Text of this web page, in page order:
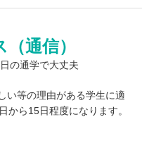
通信）
の通学で大丈夫
い等の理由がある学生に適
から15日程度になります。